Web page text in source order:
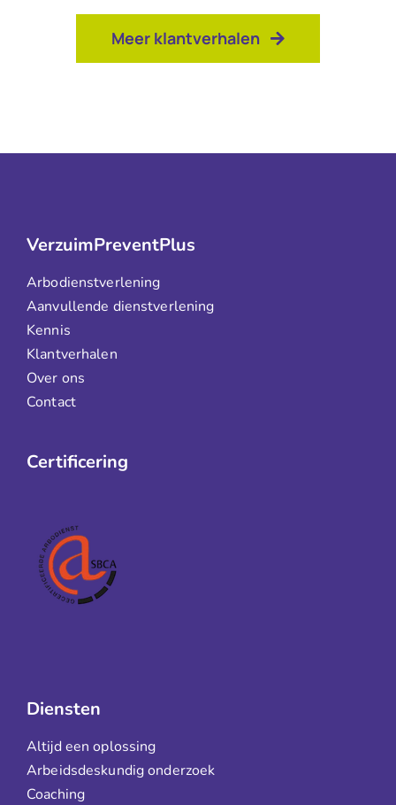
Meer klantverhalen
VerzuimPreventPlus
Arbodienstverlening
Aanvullende dienstverlening
Kennis
Klantverhalen
Over ons
Contact
Certificering
Diensten
Altijd een oplossing
Arbeidsdeskundig onderzoek
Coaching